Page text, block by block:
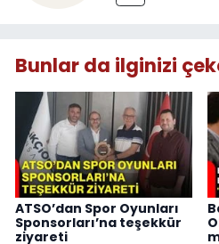
Bunlar da ilginizi
ATSO’dan Spor Oyunları
Sponsorları’na teşekkür
ziyareti